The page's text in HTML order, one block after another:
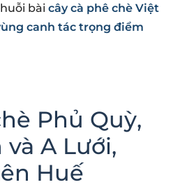
bài cây cà phê chè Việt
canh tác trọng điểm
Phủ Quỳ,
A Lưới,
Huế